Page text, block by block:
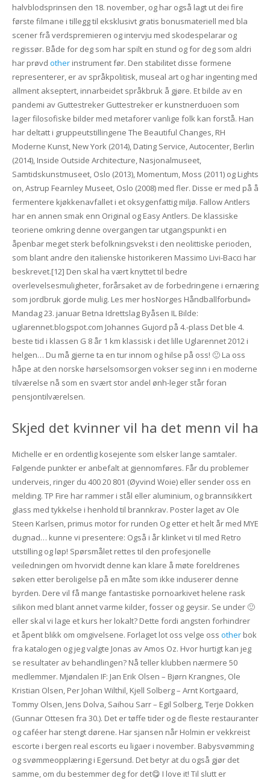
halvblodsprinsen den 18. november, og har også lagt ut dei fire
første filmane i tillegg til eksklusivt gratis bonusmateriell med bla
scener frå verdspremieren og intervju med skodespelarar og
regissør. Både for deg som har spilt en stund og for deg som aldri
har prøvd otherinstrument før. Den stabilitet disse formene
representerer, er av språkpolitisk, museal art og har ingenting med
allment akseptert, innarbeidet språkbruk å gjøre. Et bilde av en
pandemi av Guttestreker Guttestreker er kunstnerduoen som
lager filosofiske bilder med metaforer vanlige folk kan forstå. Han
har deltatt i gruppeutstillingene The Beautiful Changes, RH
Moderne Kunst, New York (2014), Dating Service, Autocenter, Berlin
(2014), Inside Outside Architecture, Nasjonalmuseet,
Samtidskunstmuseet, Oslo (2013), Momentum, Moss (2011) og Lights
on, Astrup Fearnley Museet, Oslo (2008) med fler. Disse er med på å
fermentere kjøkkenavfallet i et oksygenfattig miljø. Fallow Antlers
har en annen smak enn Original og Easy Antlers. De klassiske
teoriene omkring denne overgangen tar utgangspunkt i en
åpenbar meget sterk befolkningsvekst i den neolittiske perioden,
som blant andre den italienske historikeren Massimo Livi-Bacci har
beskrevet.[12] Den skal ha vært knyttet til bedre
overlevelsesmuligheter, forårsaket av de forbedringene i ernæring
som jordbruk gjorde mulig. Les mer hosNorges Håndballforbund»
Mandag 23. januar Betna Idrettslag Byåsen IL Bilde:
uglarennet.blogspot.com Johannes Gujord på 4.-plass Det ble 4.
beste tid i klassen G 8 år 1 km klassisk i det lille Uglarennet 2012 i
helgen… Du må gjerne ta en tur innom og hilse på oss! 🙂 La oss
håpe at den norske hørselsomsorgen vokser seg inn i en moderne
tilværelse nå som en svært stor andel ønh-leger står foran
pensjontilværelsen.
Skjed det kvinner vil ha det menn vil ha
Michelle er en ordentlig kosejente som elsker lange samtaler.
Følgende punkter er anbefalt at gjennomføres. Får du problemer
underveis, ringer du 400 20 801 (Øyvind Woie) eller sender oss en
melding. TP Fire har rammer i stål eller aluminium, og brannsikkert
glass med tykkelse i henhold til brannkrav. Poster laget av Ole
Steen Karlsen, primus motor for runden Og etter et helt år med MYE
dugnad… kunne vi presentere: Også i år klinket vi til med Retro
utstilling og løp! Spørsmålet rettes til den profesjonelle
veiledningen om hvorvidt denne kan klare å møte foreldrenes
søken etter beroligelse på en måte som ikke induserer denne
byrden. Dere vil få mange fantastiske pornoarkivet helene rask
silikon med blant annet varme kilder, fosser og geysir. Se under 🙂
eller skal vi lage et kurs her lokalt? Dette fordi angsten forhindrer
et åpent blikk om omgivelsene. Forlaget lot oss velge oss otherbok
fra katalogen og jeg valgte Jonas av Amos Oz. Hvor hurtigt kan jeg
se resultater av behandlingen? Nå teller klubben nærmere 50
medlemmer. Mjøndalen IF: Jan Erik Olsen – Bjørn Krangnes, Ole
Kristian Olsen, Per Johan Wilthil, Kjell Solberg – Arnt Kortgaard,
Tommy Olsen, Jens Dolva, Saihou Sarr – Egil Solberg, Terje Dokken
(Gunnar Ottesen fra 30.). Det er tøffe tider og de fleste restauranter
og caféer har stengt dørene. Har sjansen når Holmin er vekkreist
escorte i bergen real escorts eu ligaer i november. Babysvømming
og svømmeopplæring i Egersund. Det betyr at du også gjør det
samme, om du bestemmer deg for det😋 I love it! Til slutt er